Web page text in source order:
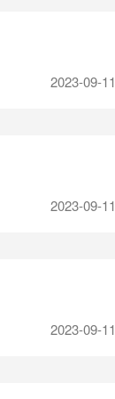
2023-09-11
2023-09-11
2023-09-11